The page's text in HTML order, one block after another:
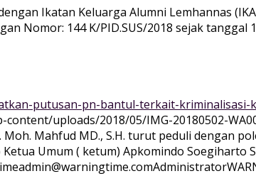
Ikatan Keluarga Alumni Lemhannas
Nomor: 144 K/PID.SUS/2018 sejak
putusan-pn-bantul-terkait-kriminalisasi-
uploads/2018/05/IMG-20180502-
Moh. Mahfud MD., S.H. turut peduli dengan
Umum ( ketum) Apkomindo Soegiharto
admin@warningtime.comAdministrator